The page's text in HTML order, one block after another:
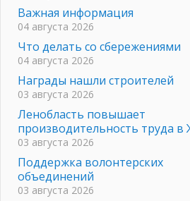
Важная информация
04 августа 2026
Что делать со сбережениями
04 августа 2026
Награды нашли строителей
03 августа 2026
Ленобласть повышает
производительность труда в
03 августа 2026
Поддержка волонтерских
объединений
03 августа 2026